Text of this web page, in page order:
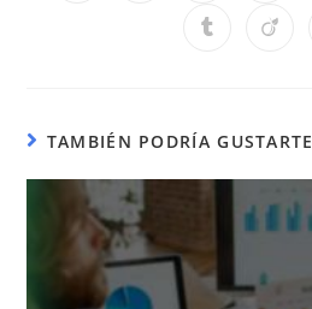
TAMBIÉN PODRÍA GUSTARTE